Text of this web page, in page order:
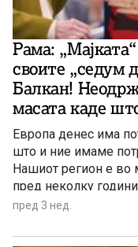
Рама:
своите „седум
Балкан!
масата каде
Европа денес има
што и ние имаме
Нашиот регион е во
пред неколку
дел од европското
смета дека земјите
пред 3 нед.